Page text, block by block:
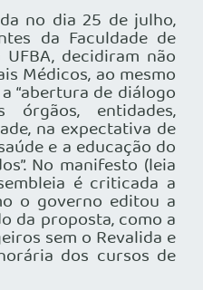
no dia 25 de julho,
da Faculdade de
decidiram não
Médicos, ao mesmo
“abertura de diálogo
órgãos, entidades,
na expectativa de
e a educação do
No manifesto (leia
é criticada a
o governo editou a
da proposta, como a
sem o Revalida e
dos cursos de